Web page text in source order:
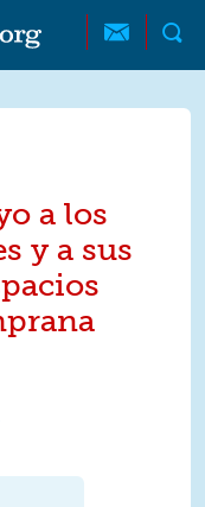
a los
y a sus